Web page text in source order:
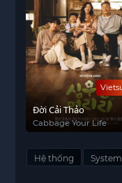
Đời Cải Thảo
Cabbage Your Life
Hệ thống System